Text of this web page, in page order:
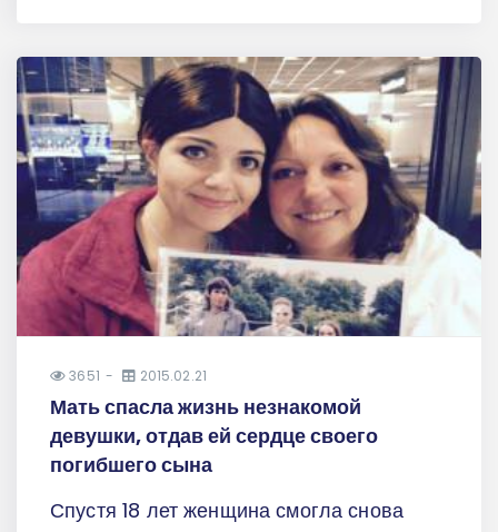
3651 2015.02.21
Мать спасла жизнь незнакомой
девушки, отдав ей сердце своего
погибшего сына
Спустя 18 лет женщина смогла снова